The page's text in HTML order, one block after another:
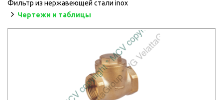
Фильтр из нержавеющей стали inox
Чертежи и таблицы